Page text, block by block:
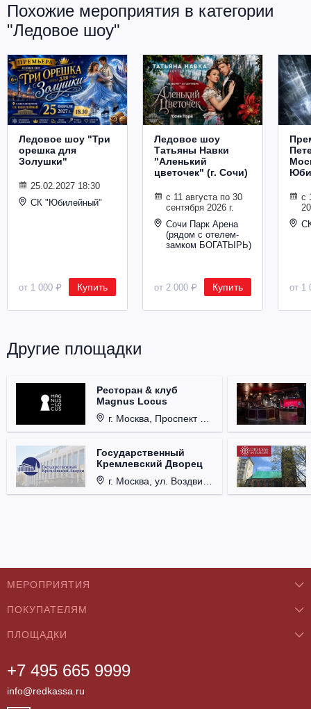
Похожие мероприятия в категории
"Ледовое шоу"
Ледовое шоу "Три
орешка для
Золушки"
25.02.2027 18:30
СК "Юбилейный"
от 1 000 ₽ Купить
Ледовое шоу
Татьяны Навки
"Аленький
цветочек" (г. Сочи)
с 11 августа по 30
сентября 2026 г.
Сочи Парк Арена
(рядом с отелем-
замком БОГАТЫРЬ)
от 2 000 ₽ Купить
с
от 1
Другие площадки
Ресторан & клуб
Magnus Locus
г. Москва, Проспект Мира, д. 12, стр. 9.
Государственный
Кремлевский Дворец
г. Москва, ул. Воздвиженка, д. 1, Кремль.
+7 495 665 9999
info@redkassa.ru
МЕРОПРИЯТИЯ
Концерты
Классика
Театры
Фестивали
ПОКУПАТЕЛЯМ
О нас
Как купить
Возврат билетов
ПЛОЩАДКИ
Бар/Ресторан/Кафе
Клуб